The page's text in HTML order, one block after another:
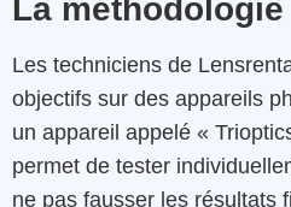
La méthodologie
Les techniciens de
objectifs sur des appareils
un appareil appelé «
permet de tester
ne pas fausser les résultats